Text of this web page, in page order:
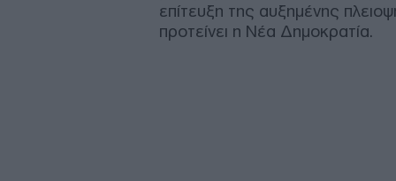
επίτευξη της αυξημένης
προτείνει η Νέα Δημοκρατία.